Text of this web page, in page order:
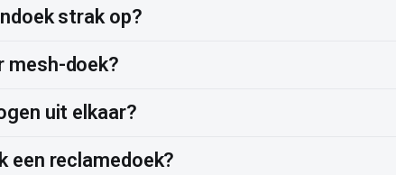
strak op?
mesh-doek?
uit elkaar?
een reclamedoek?